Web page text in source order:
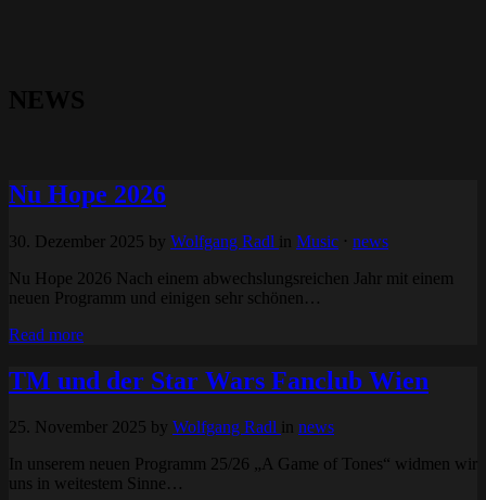
Nu Hope 2026
30. Dezember 2025 by Wolfgang Radl in Music ⋅ news
Nu Hope 2026 Nach einem abwechslungsreichen Jahr mit einem
neuen Programm und einigen sehr schönen…
Read more
TM und der Star Wars Fanclub Wien
25. November 2025 by Wolfgang Radl in news
In unserem neuen Programm 25/26 „A Game of Tones“ widmen wir
uns in weitestem Sinne…